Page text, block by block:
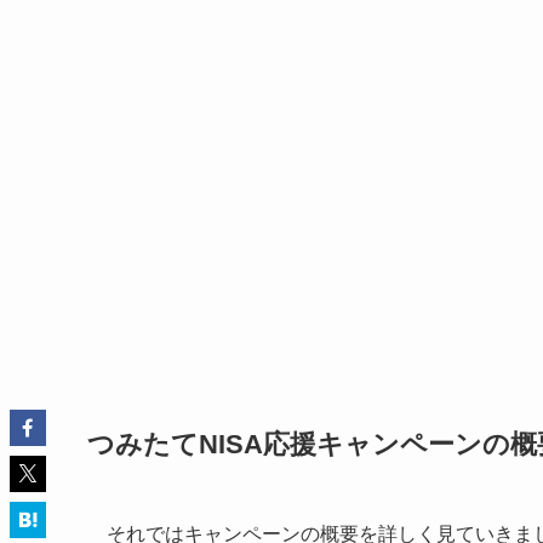
つみたてNISA応援キャンペーンの概
それではキャンペーンの概要を詳しく見ていきま